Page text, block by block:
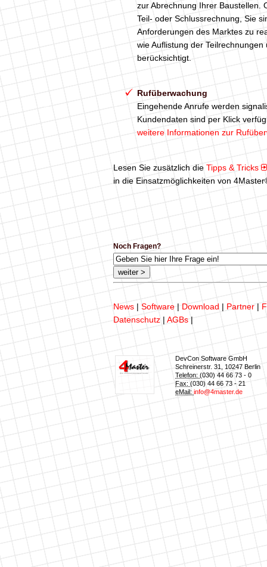
zur Abrechnung Ihrer Baustellen.
Teil- oder Schlussrechnung, Sie
Anforderungen des Marktes zu
wie Auflistung der
berücksichtigt.
Rufüberwachung
Eingehende Anrufe werden
Kundendaten sind per Klick
weitere Informationen zur
Lesen Sie zusätzlich die Tipps & Tricks
in die Einsatzmöglichkeiten von
Noch Fragen?
News | Software | Download | Partner |
Datenschutz | AGBs |
DevCon Software GmbH
Schreinerstr. 31
10247 Berlin
Telefon: (030) 44 66 73 - 0
Fax: (030) 44 66 73 - 21
eMail: info@4master.de